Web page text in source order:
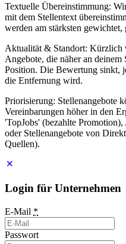
Textuelle Übereinstimmung:
mit dem Stellentext
werden am stärksten
Aktualität & Standort: Kürzlich
Angebote, die näher an
Position. Die Bewertung sinkt,
die Entfernung wird.
Priorisierung: Stellenangebote
Vereinbarungen höher in den
'TopJobs' (bezahlte
oder Stellenangebote von
Quellen).
Login für Unternehmen
E-Mail *
Passwort